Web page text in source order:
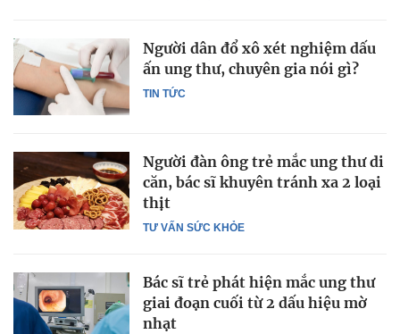
TIN TỨC
Người dân đổ xô xét nghiệm dấu
ấn ung thư, chuyên gia nói gì?
TƯ VẤN SỨC KHỎE
Người đàn ông trẻ mắc ung thư di
căn, bác sĩ khuyên tránh xa 2 loại
thịt
Bác sĩ trẻ phát hiện mắc ung thư
giai đoạn cuối từ 2 dấu hiệu mờ
nhạt